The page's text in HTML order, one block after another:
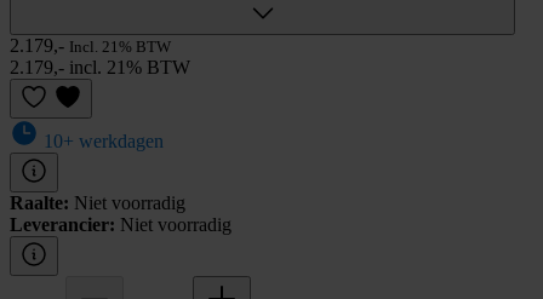
2.179,- Incl. 21% BTW
2.179,- incl. 21% BTW
10+ werkdagen
Raalte: Niet voorradig
Leverancier: Niet voorradig